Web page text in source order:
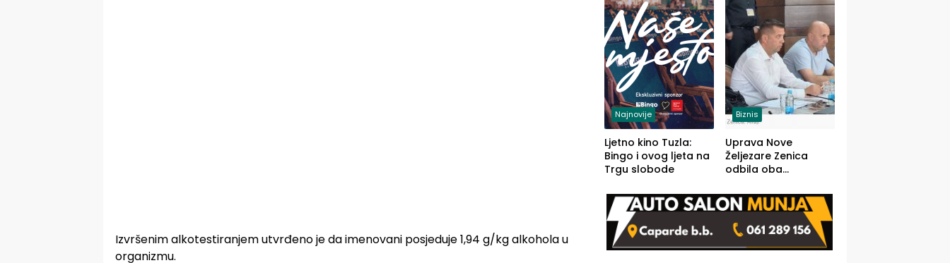
Izvršenim alkotestiranjem utvrđeno je da imenovani posjeduje 1,94 g/kg alkohola u
organizmu.
Najnovije
Ljetno kino Tuzla:
Bingo i ovog ljeta na
Trgu slobode
Biznis
Uprava Nove
Željezare Zenica
odbila oba
FBiH: Ustrajni da je
stečaj jedino rješenje